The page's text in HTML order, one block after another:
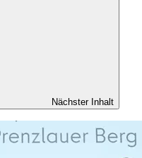
Nächster Inhalt